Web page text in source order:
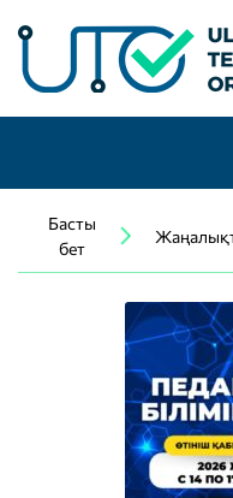
Басты
бет